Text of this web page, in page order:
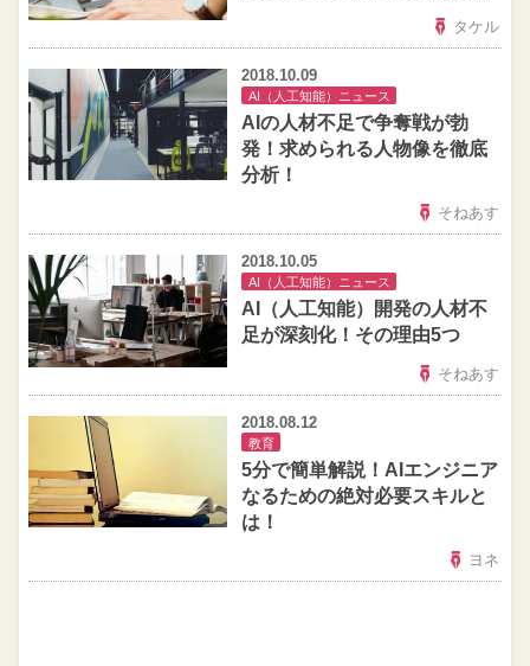
タケル
2018.10.09
AI（人工知能）ニュース
AIの人材不足で争奪戦が勃
発！求められる人物像を徹底
分析！
そねあす
2018.10.05
AI（人工知能）ニュース
AI（人工知能）開発の人材不
足が深刻化！その理由5つ
そねあす
2018.08.12
教育
5分で簡単解説！AIエンジニア
なるための絶対必要スキルと
は！
ヨネ